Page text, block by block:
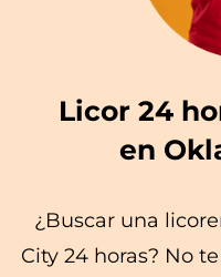
Licor 24
en
¿Buscar una
City 24 horas? No